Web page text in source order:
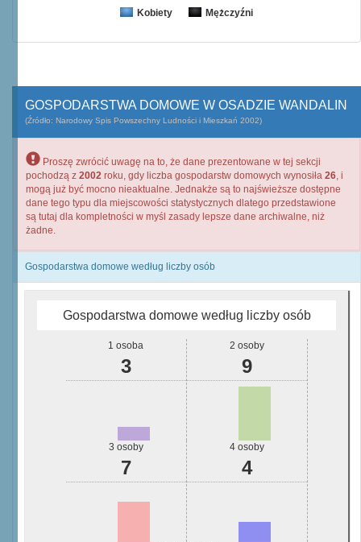
Kobiety Mężczyźni
GOSPODARSTWA DOMOWE W OSADZIE WANDALIN
(Źródło: Narodowy Spis Powszechny Ludności i Mieszkań 2002)
Proszę zwrócić uwagę na to, że dane prezentowane w tej sekcji
pochodzą z 2002 roku, gdy liczba gospodarstw domowych wynosiła 26, i
mogą już być mocno nieaktualne. Jednakże są to najświeższe dostępne
dane tego typu dla miejscowości statystycznych dlatego przedstawione
są tutaj dla kompletności w myśl zasady lepsze dane archiwalne, niż
żadne.
Gospodarstwa domowe według liczby osób
Gospodarstwa domowe według liczby osób
1 osoba
3
2 osoby
9
3 osoby
7
4 osoby
4